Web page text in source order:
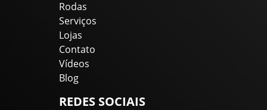
Rodas
Serviços
Lojas
Contato
Vídeos
Blog
REDES SOCIAIS